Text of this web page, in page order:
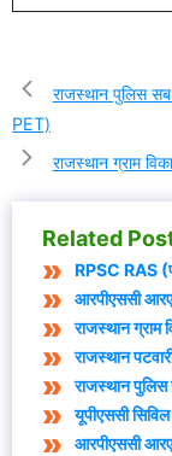
राजस्थान पुलिस सब
PET)
राजस्थान ग्राम
Related
RPSC RAS
आरपीएससी
राजस्थान ग्राम
राजस्थान
राजस्थान
यूपीएससी
आरपीएससी